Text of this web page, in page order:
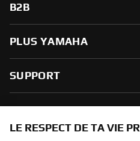
B2B
PLUS YAMAHA
SUPPORT
LE RESPECT DE TA VIE